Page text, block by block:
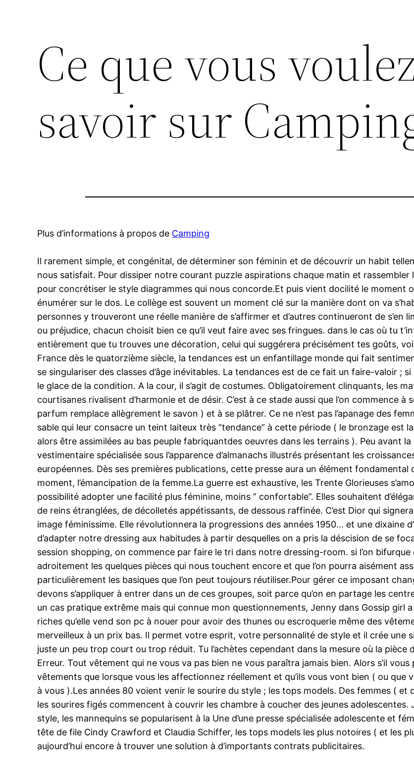
Ce que vous voulez
savoir sur
Plus d’informations à propos de Camping
Il rarement simple, et congénital, de déterminer son féminin et de découvrir un habit
nous satisfait. Pour dissiper notre courant puzzle aspirations chaque matin et
pour concrétiser le style diagrammes qui nous concorde.Et puis vient docilité le moment
énumérer sur le dos. Le collège est souvent un moment clé sur la manière dont on va
personnes y trouveront une réelle manière de s’affirmer et d’autres continueront de s’en
ou préjudice, chacun choisit bien ce qu’il veut faire avec ses fringues. dans le cas où tu
entièrement que tu trouves une décoration, celui qui suggérera précisément tes goûts,
France dès le quatorzième siècle, la tendances est un enfantillage monde qui fait
se singulariser des classes d’âge inévitables. La tendances est de ce fait un faire-valoir ;
le glace de la condition. A la cour, il s’agit de costumes. Obligatoirement clinquants, les
courtisanes rivalisent d’harmonie et de désir. C’est à ce stade aussi que l’on commence
parfum remplace allègrement le savon ) et à se plâtrer. Ce ne n’est pas l’apanage des
sable qui leur consacre un teint laiteux très “tendance” à cette période ( le bronzage est
alors être assimilées au bas peuple fabriquantdes oeuvres dans les terrains ). Peu avant
vestimentaire spécialisée sous l’apparence d’almanachs illustrés présentant les
européennes. Dès ses premières publications, cette presse aura un élément
moment, l’émancipation de la femme.La guerre est exhaustive, les Trente Glorieuses
possibilité adopter une facilité plus féminine, moins ” confortable”. Elles souhaitent
de reins étranglées, de décolletés appétissants, de dessous raffinée. C’est Dior qui
image féminissime. Elle révolutionnera la progressions des années 1950… et une dixaine
d’adapter notre dressing aux habitudes à partir desquelles on a pris la déscision de se
session shopping, on commence par faire le tri dans notre dressing-room. si l’on
adroitement les quelques pièces qui nous touchent encore et que l’on pourra aisément
particulièrement les basiques que l’on peut toujours réutiliser.Pour gérer ce imposant
devons s’appliquer à entrer dans un de ces groupes, soit parce qu’on en partage les
un cas pratique extrême mais qui connue mon questionnements, Jenny dans Gossip girl
riches qu’elle vend son pc à nouer pour avoir des thunes ou escroquerie même des
merveilleux à un prix bas. Il permet votre esprit, votre personnalité de style et il crée une
juste un peu trop court ou trop réduit. Tu l’achètes cependant dans la mesure où la pièce
Erreur. Tout vêtement qui ne vous va pas bien ne vous paraîtra jamais bien. Alors s’il
vêtements que lorsque vous les affectionnez réellement et qu’ils vous vont bien ( ou que
à vous ).Les années 80 voient venir le sourire du style ; les tops models. Des femmes ( et
les sourires figés commencent à couvrir les chambre à coucher des jeunes
style, les mannequins se popularisent à la Une d’une presse spécialisée adolescente et
tête de file Cindy Crawford et Claudia Schiffer, les tops models les plus notoires ( et les
aujourd’hui encore à trouver une solution à d’importants contrats publicitaires.